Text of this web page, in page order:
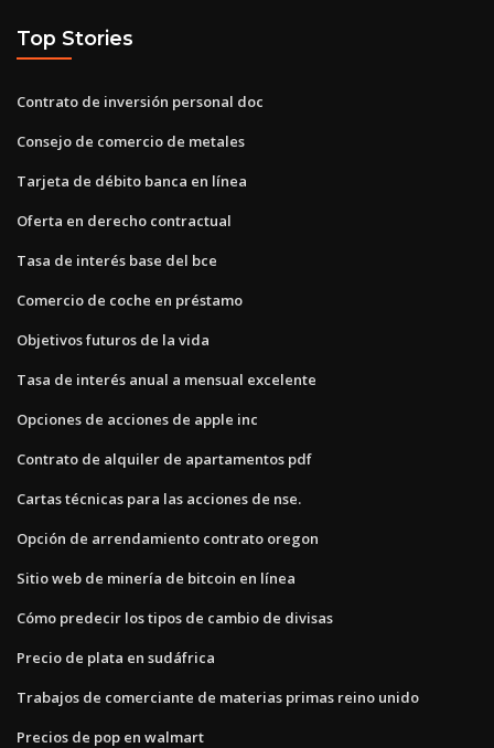
Top Stories
Contrato de inversión personal doc
Consejo de comercio de metales
Tarjeta de débito banca en línea
Oferta en derecho contractual
Tasa de interés base del bce
Comercio de coche en préstamo
Objetivos futuros de la vida
Tasa de interés anual a mensual excelente
Opciones de acciones de apple inc
Contrato de alquiler de apartamentos pdf
Cartas técnicas para las acciones de nse.
Opción de arrendamiento contrato oregon
Sitio web de minería de bitcoin en línea
Cómo predecir los tipos de cambio de divisas
Precio de plata en sudáfrica
Trabajos de comerciante de materias primas reino unido
Precios de pop en walmart